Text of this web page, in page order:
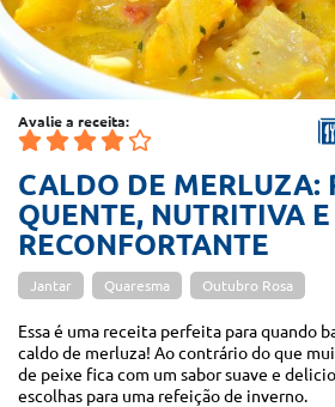
Avalie a receita:
CALDO DE MERLUZA:
QUENTE, NUTRITIVA E
RECONFORTANTE
Jantar Quaresma Outubro Rosa
Essa é uma receita perfeita para quando
caldo de merluza! Ao contrário do que
de peixe fica com um sabor suave e
escolhas para uma refeição de inverno.